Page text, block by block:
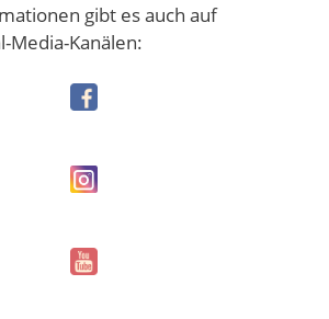
gibt es auch auf
Media-Kanälen: